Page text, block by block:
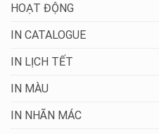
HOẠT ĐỘNG
IN CATALOGUE
IN LỊCH TẾT
IN MÀU
IN NHÃN MÁC